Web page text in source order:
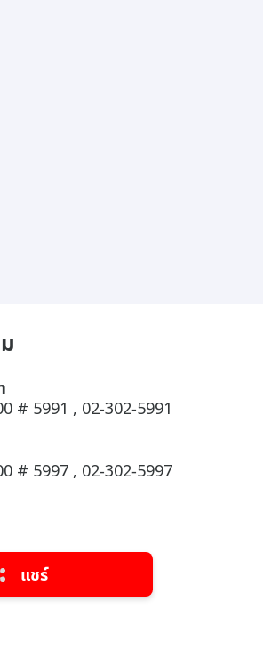
# 5991 , 02-302-5991
# 5997 , 02-302-5997
แชร์